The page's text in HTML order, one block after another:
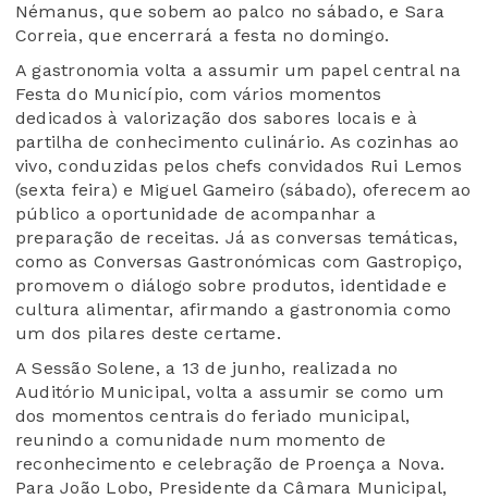
Némanus, que sobem ao palco no sábado, e Sara
Correia, que encerrará a festa no domingo.
A gastronomia volta a assumir um papel central na
Festa do Município, com vários momentos
dedicados à valorização dos sabores locais e à
partilha de conhecimento culinário. As cozinhas ao
vivo, conduzidas pelos chefs convidados Rui Lemos
(sexta feira) e Miguel Gameiro (sábado), oferecem ao
público a oportunidade de acompanhar a
preparação de receitas. Já as conversas temáticas,
como as Conversas Gastronómicas com Gastropiço,
promovem o diálogo sobre produtos, identidade e
cultura alimentar, afirmando a gastronomia como
um dos pilares deste certame.
A Sessão Solene, a 13 de junho, realizada no
Auditório Municipal, volta a assumir se como um
dos momentos centrais do feriado municipal,
reunindo a comunidade num momento de
reconhecimento e celebração de Proença a Nova.
Para João Lobo, Presidente da Câmara Municipal,